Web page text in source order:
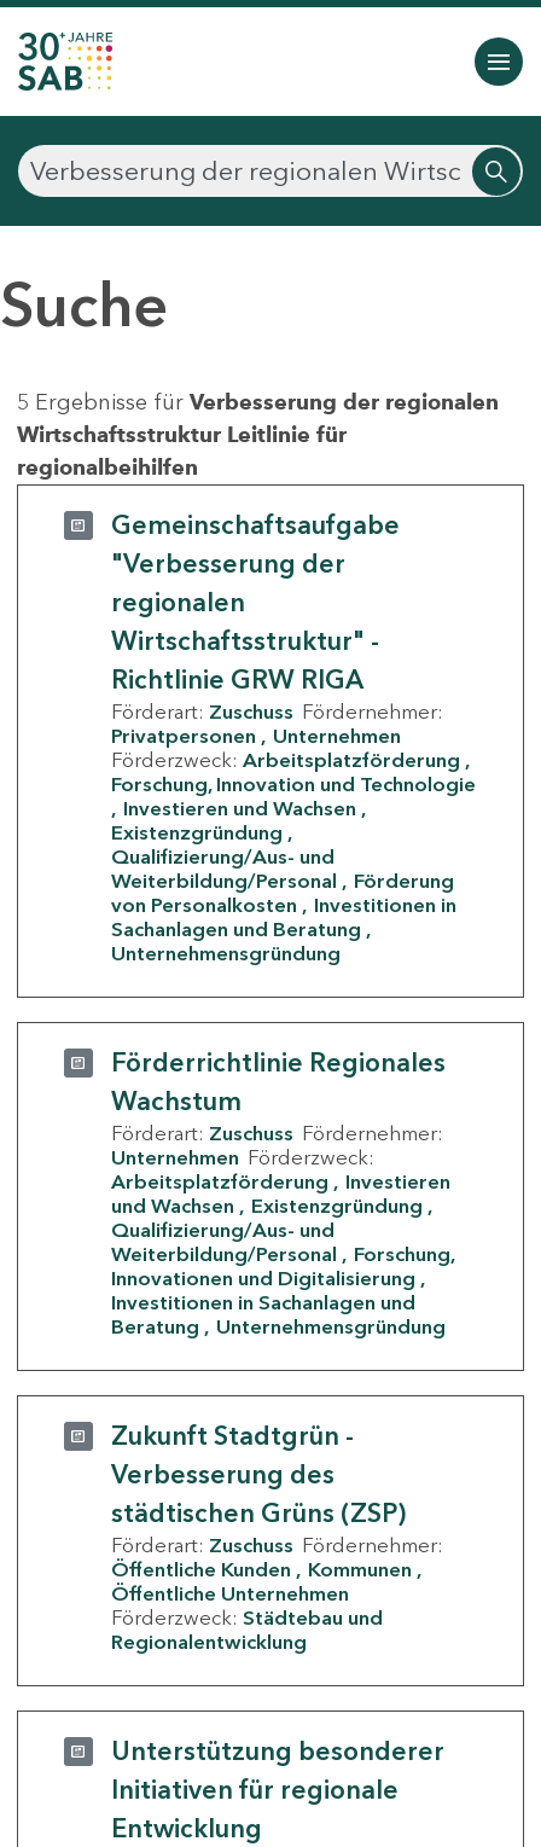
Suche
5 Ergebnisse für Verbesserung der regionalen
Wirtschaftsstruktur Leitlinie für
regionalbeihilfen
Gemeinschaftsaufgabe
"Verbesserung der
regionalen
Wirtschaftsstruktur" -
Richtlinie GRW RIGA
Förderart: Zuschuss Fördernehmer:
Privatpersonen
Unternehmen
Förderzweck: Arbeitsplatzförderung
Forschung, Innovation und Technologie
Investieren und Wachsen
Existenzgründung
Qualifizierung/Aus- und
Weiterbildung/Personal
Förderung
von Personalkosten
Investitionen in
Sachanlagen und Beratung
Unternehmensgründung
Förderrichtlinie Regionales
Wachstum
Förderart: Zuschuss Fördernehmer:
Unternehmen Förderzweck:
Arbeitsplatzförderung
Investieren
und Wachsen
Existenzgründung
Qualifizierung/Aus- und
Weiterbildung/Personal
Forschung,
Innovationen und Digitalisierung
Investitionen in Sachanlagen und
Beratung
Unternehmensgründung
Zukunft Stadtgrün -
Verbesserung des
städtischen Grüns (ZSP)
Förderart: Zuschuss Fördernehmer:
Öffentliche Kunden
Kommunen
Öffentliche Unternehmen
Förderzweck: Städtebau und
Regionalentwicklung
Unterstützung besonderer
Initiativen für regionale
Entwicklung